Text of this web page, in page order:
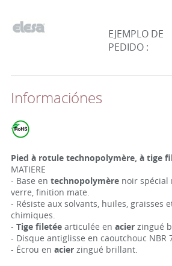
EJEMPLO DE
PEDIDO :
Informaciónes
Pied à rotule technopolymère, à tige
MATIERE
- Base en technopolymèrenoir spécial
verre, finition mate.
- Résiste aux solvants, huiles, graisses
chimiques.
- Tige filetéearticulée en acierzingué
- Disque antiglisse en caoutchouc NBR
- Écrou en acierzingué brillant.